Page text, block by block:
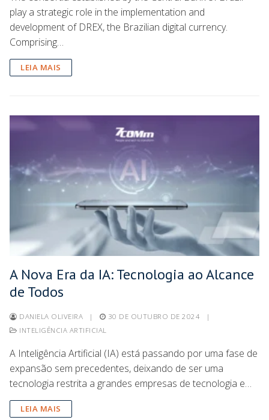
play a strategic role in the implementation and
development of DREX, the Brazilian digital currency.
Comprising…
LEIA MAIS
A Nova Era da IA: Tecnologia ao Alcance
de Todos
DANIELA OLIVEIRA | 30 DE OUTUBRO DE 2024
|
INTELIGÊNCIA ARTIFICIAL
A Inteligência Artificial (IA) está passando por uma fase de
expansão sem precedentes, deixando de ser uma
tecnologia restrita a grandes empresas de tecnologia e…
LEIA MAIS